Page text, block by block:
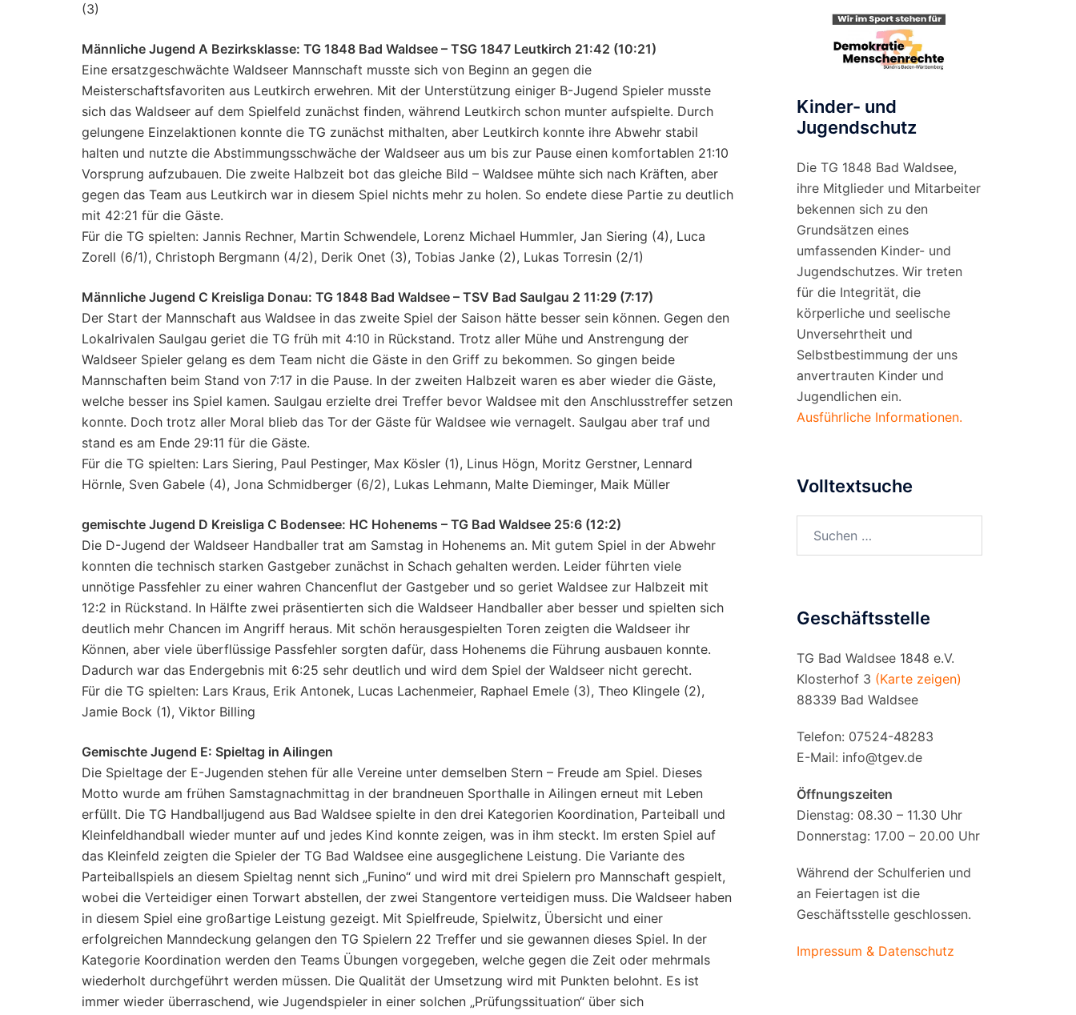
(3)
Männliche Jugend A Bezirksklasse: TG 1848 Bad Waldsee – TSG 1847 Leutkirch 21:42 (10:21)
Eine ersatzgeschwächte Waldseer Mannschaft musste sich von Beginn an gegen die
Meisterschaftsfavoriten aus Leutkirch erwehren. Mit der Unterstützung einiger B-Jugend Spieler musste
sich das Waldseer auf dem Spielfeld zunächst finden, während Leutkirch schon munter aufspielte. Durch
gelungene Einzelaktionen konnte die TG zunächst mithalten, aber Leutkirch konnte ihre Abwehr stabil
halten und nutzte die Abstimmungsschwäche der Waldseer aus um bis zur Pause einen komfortablen 21:10
Vorsprung aufzubauen. Die zweite Halbzeit bot das gleiche Bild – Waldsee mühte sich nach Kräften, aber
gegen das Team aus Leutkirch war in diesem Spiel nichts mehr zu holen. So endete diese Partie zu deutlich
mit 42:21 für die Gäste.
Für die TG spielten: Jannis Rechner, Martin Schwendele, Lorenz Michael Hummler, Jan Siering (4), Luca
Zorell (6/1), Christoph Bergmann (4/2), Derik Onet (3), Tobias Janke (2), Lukas Torresin (2/1)
Männliche Jugend C Kreisliga Donau: TG 1848 Bad Waldsee – TSV Bad Saulgau 2 11:29 (7:17)
Der Start der Mannschaft aus Waldsee in das zweite Spiel der Saison hätte besser sein können. Gegen den
Lokalrivalen Saulgau geriet die TG früh mit 4:10 in Rückstand. Trotz aller Mühe und Anstrengung der
Waldseer Spieler gelang es dem Team nicht die Gäste in den Griff zu bekommen. So gingen beide
Mannschaften beim Stand von 7:17 in die Pause. In der zweiten Halbzeit waren es aber wieder die Gäste,
welche besser ins Spiel kamen. Saulgau erzielte drei Treffer bevor Waldsee mit den Anschlusstreffer setzen
konnte. Doch trotz aller Moral blieb das Tor der Gäste für Waldsee wie vernagelt. Saulgau aber traf und
stand es am Ende 29:11 für die Gäste.
Für die TG spielten: Lars Siering, Paul Pestinger, Max Kösler (1), Linus Högn, Moritz Gerstner, Lennard
Hörnle, Sven Gabele (4), Jona Schmidberger (6/2), Lukas Lehmann, Malte Dieminger, Maik Müller
gemischte Jugend D Kreisliga C Bodensee: HC Hohenems – TG Bad Waldsee 25:6 (12:2)
Die D-Jugend der Waldseer Handballer trat am Samstag in Hohenems an. Mit gutem Spiel in der Abwehr
konnten die technisch starken Gastgeber zunächst in Schach gehalten werden. Leider führten viele
unnötige Passfehler zu einer wahren Chancenflut der Gastgeber und so geriet Waldsee zur Halbzeit mit
12:2 in Rückstand. In Hälfte zwei präsentierten sich die Waldseer Handballer aber besser und spielten sich
deutlich mehr Chancen im Angriff heraus. Mit schön herausgespielten Toren zeigten die Waldseer ihr
Können, aber viele überflüssige Passfehler sorgten dafür, dass Hohenems die Führung ausbauen konnte.
Dadurch war das Endergebnis mit 6:25 sehr deutlich und wird dem Spiel der Waldseer nicht gerecht.
Für die TG spielten: Lars Kraus, Erik Antonek, Lucas Lachenmeier, Raphael Emele (3), Theo Klingele (2),
Jamie Bock (1), Viktor Billing
Gemischte Jugend E: Spieltag in Ailingen
Die Spieltage der E-Jugenden stehen für alle Vereine unter demselben Stern – Freude am Spiel. Dieses
Motto wurde am frühen Samstagnachmittag in der brandneuen Sporthalle in Ailingen erneut mit Leben
erfüllt. Die TG Handballjugend aus Bad Waldsee spielte in den drei Kategorien Koordination, Parteiball und
Kleinfeldhandball wieder munter auf und jedes Kind konnte zeigen, was in ihm steckt. Im ersten Spiel auf
das Kleinfeld zeigten die Spieler der TG Bad Waldsee eine ausgeglichene Leistung. Die Variante des
Parteiballspiels an diesem Spieltag nennt sich „Funino“ und wird mit drei Spielern pro Mannschaft gespielt,
wobei die Verteidiger einen Torwart abstellen, der zwei Stangentore verteidigen muss. Die Waldseer haben
in diesem Spiel eine großartige Leistung gezeigt. Mit Spielfreude, Spielwitz, Übersicht und einer
erfolgreichen Manndeckung gelangen den TG Spielern 22 Treffer und sie gewannen dieses Spiel. In der
Kategorie Koordination werden den Teams Übungen vorgegeben, welche gegen die Zeit oder mehrmals
wiederholt durchgeführt werden müssen. Die Qualität der Umsetzung wird mit Punkten belohnt. Es ist
immer wieder überraschend, wie Jugendspieler in einer solchen „Prüfungssituation“ über sich
Kinder- und
Jugendschutz
Die TG 1848 Bad Waldsee,
ihre Mitglieder und Mitarbeiter
bekennen sich zu den
Grundsätzen eines
umfassenden Kinder- und
Jugendschutzes. Wir treten
für die Integrität, die
körperliche und seelische
Unversehrtheit und
Selbstbestimmung der uns
anvertrauten Kinder und
Jugendlichen ein.
Ausführliche Informationen.
Volltextsuche
nach:
Geschäftsstelle
TG Bad Waldsee 1848 e.V.
Klosterhof 3 (Karte zeigen)
88339 Bad Waldsee
Telefon: 07524-48283
E-Mail: info@tgev.de
Öffnungszeiten
Dienstag: 08.30 – 11.30 Uhr
Donnerstag: 17.00 – 20.00 Uhr
Während der Schulferien und
an Feiertagen ist die
Geschäftsstelle geschlossen.
Impressum & Datenschutz